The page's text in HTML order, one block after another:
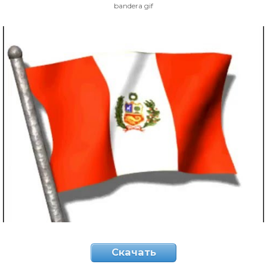
bandera gif
Скачать